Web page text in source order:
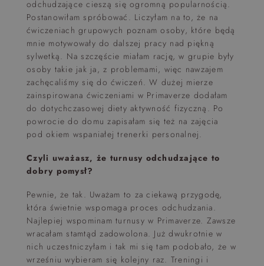
odchudzające cieszą się ogromną popularnością.
Postanowiłam spróbować. Liczyłam na to, że na
ćwiczeniach grupowych poznam osoby, które będą
mnie motywowały do dalszej pracy nad piękną
sylwetką. Na szczęście miałam rację, w grupie były
osoby takie jak ja, z problemami, więc nawzajem
zachęcaliśmy się do ćwiczeń. W dużej mierze
zainspirowana ćwiczeniami w Primaverze dodałam
do dotychczasowej diety aktywność fizyczną. Po
powrocie do domu zapisałam się też na zajęcia
pod okiem wspaniałej trenerki personalnej.
Czyli uważasz, że turnusy odchudzające to
dobry pomysł?
Pewnie, że tak. Uważam to za ciekawą przygodę,
która świetnie wspomaga proces odchudzania.
Najlepiej wspominam turnusy w Primaverze. Zawsze
wracałam stamtąd zadowolona. Już dwukrotnie w
nich uczestniczyłam i tak mi się tam podobało, że w
wrześniu wybieram się kolejny raz. Treningi i